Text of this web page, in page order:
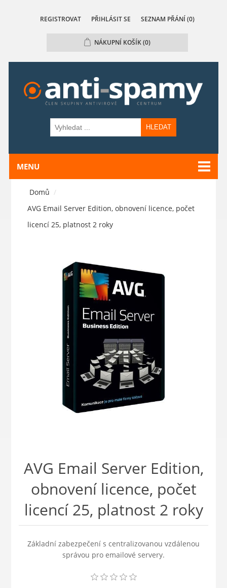
REGISTROVAT PŘIHLÁSIT SE SEZNAM PŘÁNÍ (0)
NÁKUPNÍ KOŠÍK(0)
HLEDAT
MENU
Domů /
AVG Email Server Edition, obnovení licence, počet
licencí 25, platnost 2 roky
AVG Email Server Edition,
obnovení licence, počet
licencí 25, platnost 2 roky
Základní zabezpečení s centralizovanou vzdálenou
správou pro emailové servery.